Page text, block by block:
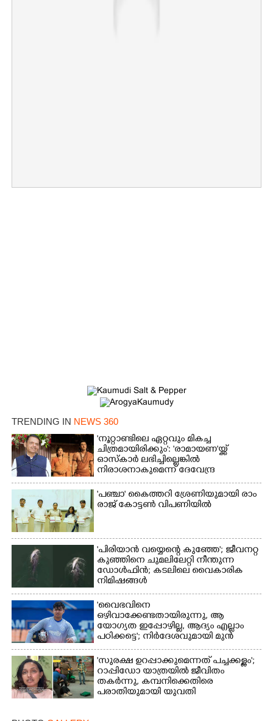
TRENDING IN NEWS 360
'നൂറ്റാണ്ടിലെ ഏറ്റവും മികച്ച
ചിത്രമായിരിക്കും': 'രാമായണ'യ്ക്ക്
ഓസ്കാ‌ർ ലഭിച്ചില്ലെങ്കിൽ
നിരാശനാകുമെന്ന് ദേവേന്ദ്ര
ഫഡ്നാവിസ്
'​പ​ഞ്ചാ​'​ ​കൈ​ത്ത​റി​ ​ശ്രേ​ണി​യു​മാ​യി​ ​രാം​
രാ​ജ് ​കോ​ട്ടൺ വിപണിയിൽ
'പിരിയാൻ വയ്യെന്റെ കുഞ്ഞേ'; ജീവനറ്റ
കുഞ്ഞിനെ ചുമലിലേറ്റി നീന്തുന്ന
ഡോൾഫിൻ; കടലിലെ വൈകാരിക
നിമിഷങ്ങൾ
'വൈഭവിനെ
ഒഴിവാക്കേണ്ടതായിരുന്നു,​ ആ
യോഗ്യത ഇപ്പോഴില്ല, ആദ്യം എല്ലാം
പഠിക്കട്ടെ'; നിർദേശവുമായി മുൻ
ക്രിക്കറ്റ് താരം
'സുരക്ഷ ഉറപ്പാക്കുമെന്നത് പച്ചക്കള്ളം';
റാപ്പിഡോ യാത്രയിൽ ജീവിതം
തകർന്നു, കമ്പനിക്കെതിരെ
പരാതിയുമായി യുവതി